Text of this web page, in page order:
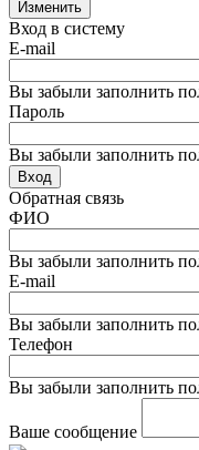
Изменить
Вход в систему
E-mail
Вы забыли заполнить
Пароль
Вы забыли заполнить
Вход
Обратная связь
ФИО
Вы забыли заполнить
E-mail
Вы забыли заполнить
Телефон
Вы забыли заполнить
Ваше сообщение